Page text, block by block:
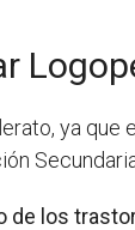
ya que
los